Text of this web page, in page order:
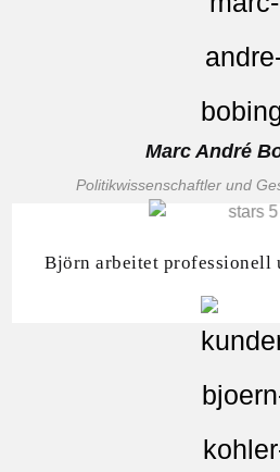
Marc André
Politikwissenschaftler und
Björn arbeitet professionell